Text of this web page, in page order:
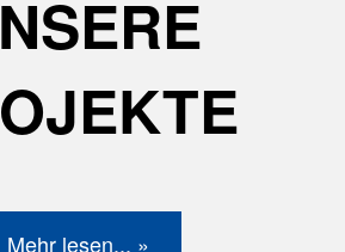
Mehr lesen...